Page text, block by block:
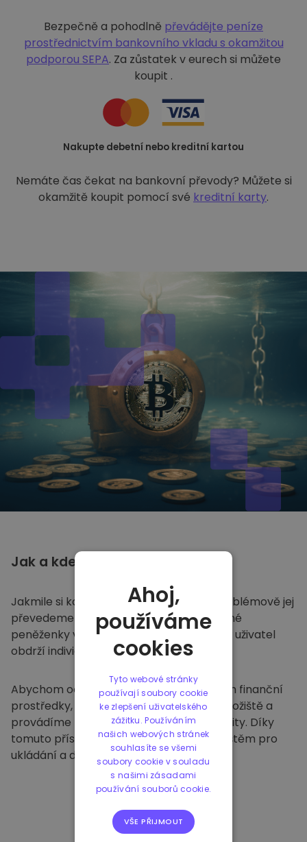
Bezpečně a pohodlně převádějte peníze
prostřednictvím bankovního vkladu s okamžitou
podporou SEPA. Za zůstatek v eurech si můžete
koupit .
Nakupte debetní nebo kreditní kartou
Nemáte čas čekat na bankovní převody? Můžete si
okamžitě koupit pomocí své kreditní karty.
Jak a kde
Jakmile si koupíte na Kriptomatu
, bezproblémově jej
převedeme do vaší vyhrazené a bezpečné
peněženky v rámci naší platformy. Každý uživatel
obdrží individuální peněženku.
Abychom ochránili naše zákazníky a jejich finanční
prostředky, nabízíme bezpečné offline úložiště a
provádíme pravidelné bezpečnostní audity. Díky
tomuto přístupu je naše platforma útočištěm pro
ukládání a dalších kryptoměn.
Ahoj,
používáme
cookies
Tyto webové stránky
používají soubory cookie
ke zlepšení uživatelského
zážitku. Používáním
našich webových stránek
souhlasíte se všemi
soubory cookie v souladu
s našimi zásadami
používání souborů cookie.
VŠE PŘIJMOUT